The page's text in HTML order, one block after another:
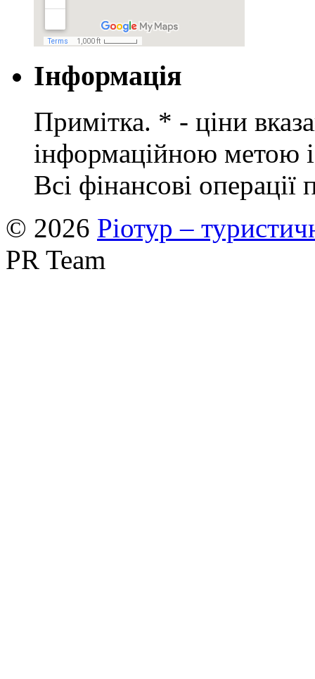
Інформація
Примітка. * - ціни
інформаційною метою
Всі фінансові
© 2026 Ріотур –
PR Team